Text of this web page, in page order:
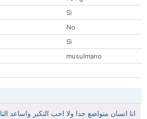
Sì
No
Sì
musulmano
انا انسان متواضع جدا ولا احب التكبر واساعد